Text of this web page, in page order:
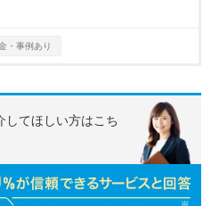
・事例あり
してほしい方はこち